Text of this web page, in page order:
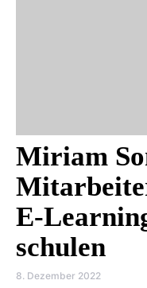
Miriam
E-
schulen
8. Dezember 2022